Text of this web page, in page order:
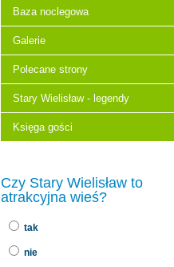
Baza noclegowa
Galerie
Polecane strony
Stary Wielisław - legendy
Księga gości
Czy Stary Wielisław to
atrakcyjna wieś?
tak
nie